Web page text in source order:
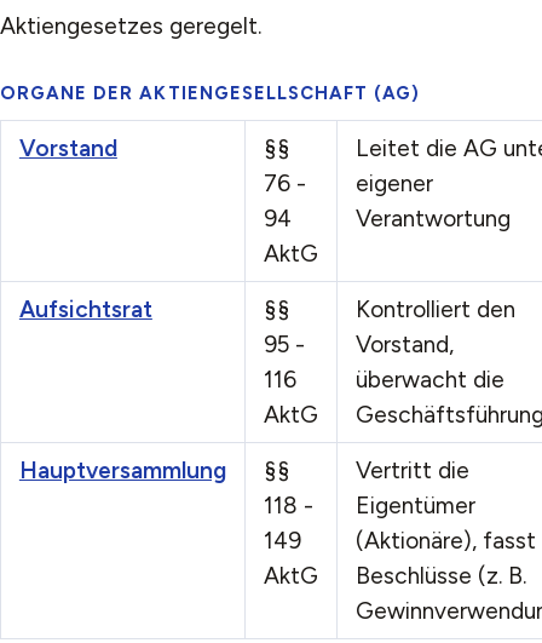
Aktiengesetzes geregelt.
ORGANE DER AKTIENGESELLSCHAFT (AG)
Vorstand
§§
76 -
94
AktG
Leitet die AG
eigener
Verantwortung
Aufsichtsrat
§§
95 -
116
AktG
Kontrolliert den
Vorstand,
überwacht die
Hauptversammlung
§§
118 -
149
AktG
Vertritt die
Eigentümer
(Aktionäre), fasst
Beschlüsse (z. B.